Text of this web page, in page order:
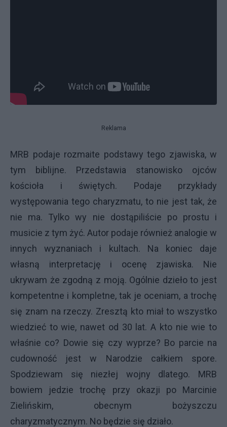
Reklama
MRB podaje rozmaite podstawy tego zjawiska, w
tym biblijne. Przedstawia stanowisko ojców
kościoła i świętych. Podaje przykłady
występowania tego charyzmatu, to nie jest tak, że
nie ma. Tylko wy nie dostąpiliście po prostu i
musicie z tym żyć. Autor podaje również analogie w
innych wyznaniach i kultach. Na koniec daje
własną interpretację i ocenę zjawiska. Nie
ukrywam że zgodną z moją. Ogólnie dzieło to jest
kompetentne i kompletne, tak je oceniam, a trochę
się znam na rzeczy. Zresztą kto miał to wszystko
wiedzieć to wie, nawet od 30 lat. A kto nie wie to
właśnie co? Dowie się czy wyprze? Bo parcie na
cudowność jest w Narodzie całkiem spore.
Spodziewam się niezłej wojny dlatego. MRB
bowiem jedzie trochę przy okazji po Marcinie
Zielińskim, obecnym bożyszczu
charyzmatycznym. No będzie się działo.